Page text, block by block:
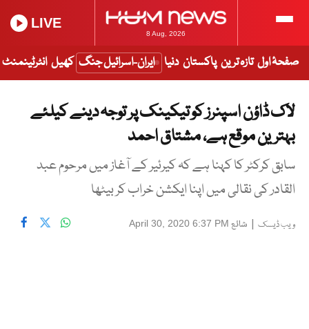
8 Aug, 2026
LIVE
صفحۂ اول تازہ ترین پاکستان دنیا ایران-اسرائیل جنگ کھیل انٹرٹینمنٹ
لاک ڈاؤن اسپنرز کو تیکینک پر توجہ دینے کیلئے
بہترین موقع ہے، مشتاق احمد
سابق کرکٹر کا کہنا ہے کہ کیرئیر کے آغاز میں مرحوم عبد
القادر کی نقالی میں اپنا ایکشن خراب کر بیٹھا
ویب ڈیسک | شائع April 30, 2020 6:37 PM